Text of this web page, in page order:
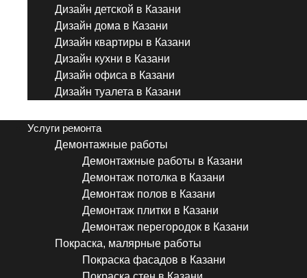
Дизайн детской в Казани
Дизайн дома в Казани
Дизайн квартиры в Казани
Дизайн кухни в Казани
Дизайн офиса в Казани
Дизайн туалета в Казани
Услуги ремонта
Демонтажные работы
Демонтажные работы в Казани
Демонтаж потолка в Казани
Демонтаж полов в Казани
Демонтаж плитки в Казани
Демонтаж перегородок в Казани
Покраска, малярные работы
Покраска фасадов в Казани